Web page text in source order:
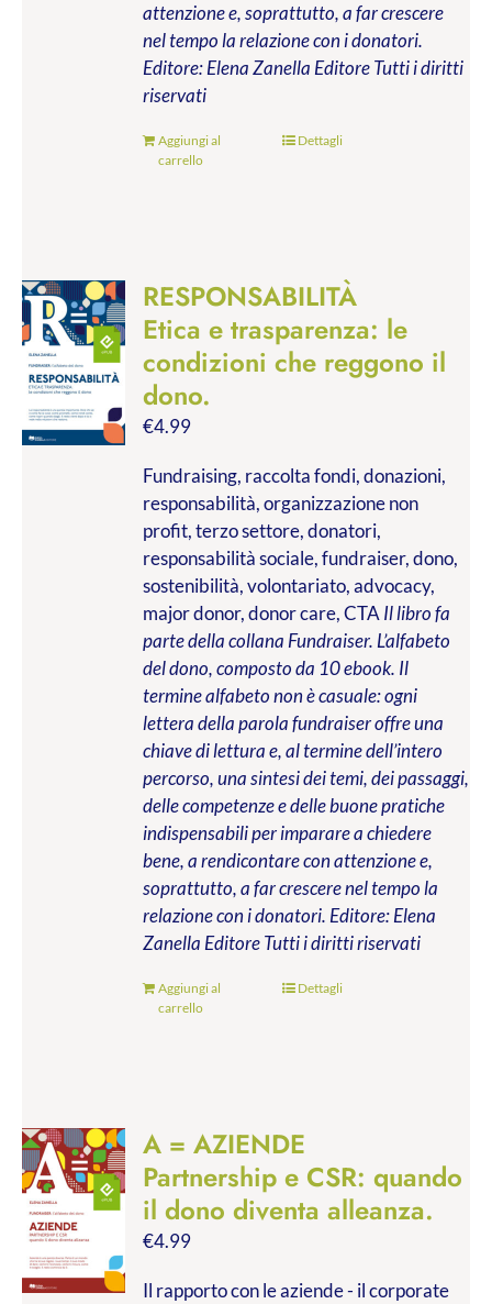
attenzione e, soprattutto, a far crescere
nel tempo la relazione con i donatori.
Editore: Elena Zanella EditoreTutti i diritti
riservati
Aggiungi al
carrello
Dettagli
RESPONSABILITÀ
Etica e trasparenza: le
condizioni che reggono il
dono.
€4.99
Fundraising, raccolta fondi, donazioni,
responsabilità, organizzazione non
profit, terzo settore, donatori,
responsabilità sociale, fundraiser, dono,
sostenibilità, volontariato, advocacy,
major donor, donor care, CTA Il libro fa
parte della collana Fundraiser. L’alfabeto
del dono, composto da 10 ebook. Il
termine alfabeto non è casuale: ogni
lettera della parola fundraiser offre una
chiave di lettura e, al termine dell’intero
percorso, una sintesi dei temi, dei passaggi,
delle competenze e delle buone pratiche
indispensabili per imparare a chiedere
bene, a rendicontare con attenzione e,
soprattutto, a far crescere nel tempo la
relazione con i donatori. Editore: Elena
Zanella EditoreTutti i diritti riservati
Aggiungi al
carrello
Dettagli
A = AZIENDE
Partnership e CSR: quando
il dono diventa alleanza.
€4.99
Il rapporto con le aziende - il corporate